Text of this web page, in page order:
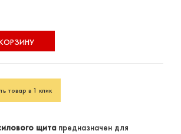
товар в 1 клик
щитапредназначен для